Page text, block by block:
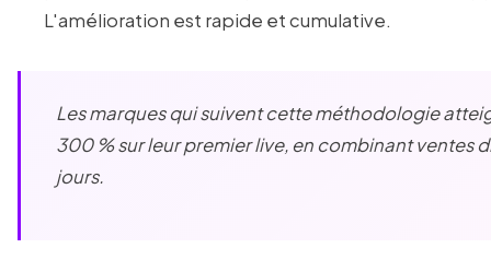
L'amélioration est rapide et cumulative.
Les marques qui suivent cette méthodologie
300 % sur leur premier live, en combinant ventes
jours.